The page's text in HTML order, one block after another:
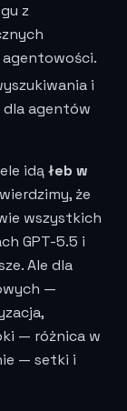
z
i
dla agentów
idąłeb w
że
wszystkich
GPT-5.5 i
Ale dla
—
— różnica w
— setki i